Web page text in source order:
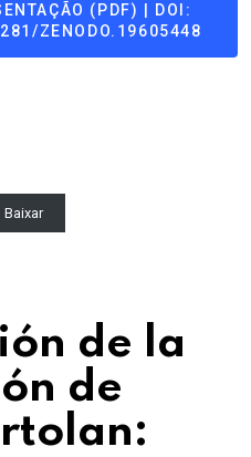
(PDF) | DOI:
ZENODO.19605448
Baixar
de la
de